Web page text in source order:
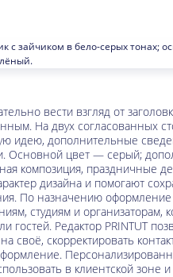
вести взгляд от
На двух согласованных
идею, дополнительные
Основной цвет — серый;
композиция, праздничные
дизайна и помогают
По назначению
студиям и организаторам,
Редактор PRINTUT
своё, скорректировать
в клиентской зоне и